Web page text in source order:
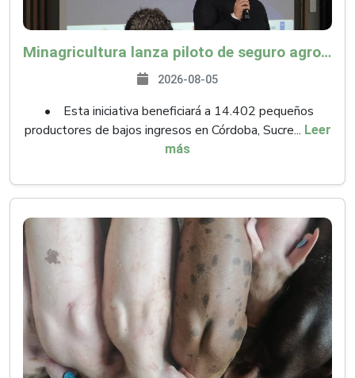
Minagricultura lanza piloto de seguro agropecuario por $9.625 millones para proteger a más de 14.000 pequeños productores contra riesgos del Fenómeno de El Niño
2026-08-05
• Esta iniciativa beneficiará a 14.402 pequeños
productores de bajos ingresos en Córdoba, Sucre... Leer
más